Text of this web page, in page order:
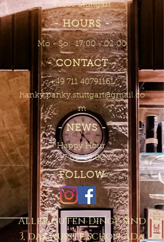
70180 Stuttgart
- HOURS -
Mo - So: 17:00 - 02:00
- CONTACT -
+49 711 40791161
hanky.panky.stuttgart@gmail.co
m
- NEWS -
Happy Hour
17:00-19:00
- FOLLOW -
Aller guten Dinge sind
3, das wusste schon Ada